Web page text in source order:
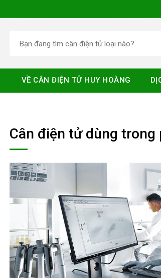
Cân điện tử dùng
VỀ CÂN ĐIỆN TỬ HUY HOÀNG